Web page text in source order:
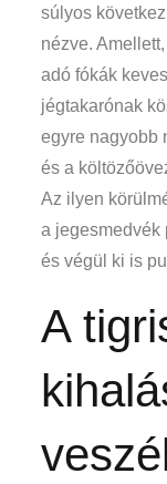
súlyos
nézve.
adó fókák
jégtakarónak
egyre nagyobb
és a
Az ilyen
a jegesmedvék
és végül ki is
A